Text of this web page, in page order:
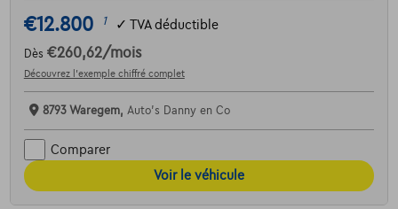
€12.800 1 ✓ TVA déductible
Dès €260,62/mois
Découvrez l’exemple chiffré complet
8793 Waregem, Auto's Danny en Co
Comparer
Voir le véhicule